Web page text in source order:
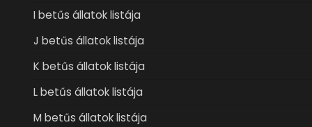
I betűs állatok listája
J betűs állatok listája
K betűs állatok listája
L betűs állatok listája
M betűs állatok listája